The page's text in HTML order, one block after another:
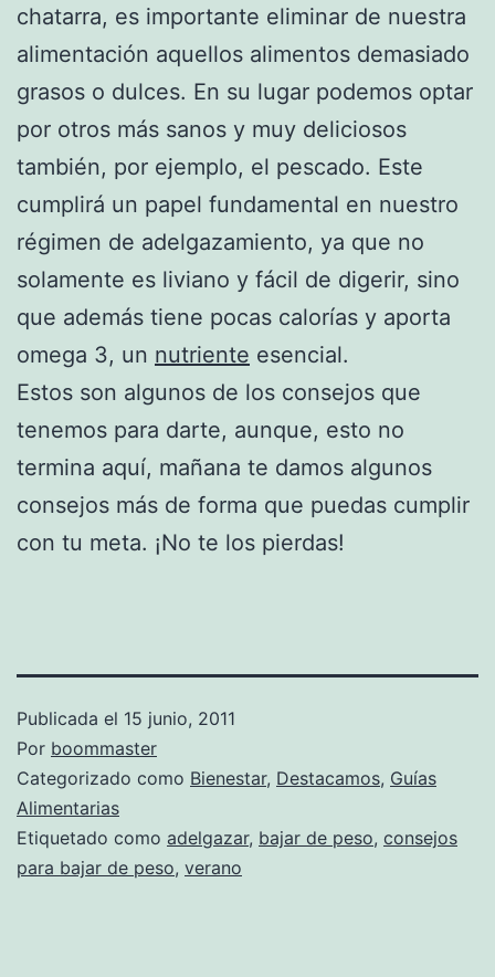
chatarra, es importante eliminar de nuestra
alimentación aquellos alimentos demasiado
grasos o dulces. En su lugar podemos optar
por otros más sanos y muy deliciosos
también, por ejemplo, el pescado. Este
cumplirá un papel fundamental en nuestro
régimen de adelgazamiento, ya que no
solamente es liviano y fácil de digerir, sino
que además tiene pocas calorías y aporta
omega 3, un nutriente esencial.
Estos son algunos de los consejos que
tenemos para darte, aunque, esto no
termina aquí, mañana te damos algunos
consejos más de forma que puedas cumplir
con tu meta. ¡No te los pierdas!
Publicada el 15 junio, 2011
Por boommaster
Categorizado como Bienestar, Destacamos, Guías
Alimentarias
Etiquetado como adelgazar, bajar de peso, consejos
para bajar de peso, verano